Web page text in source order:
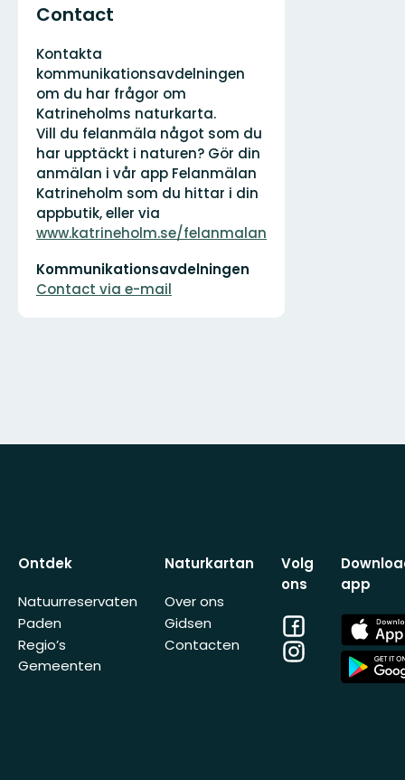
Contact
Adres
Kontakta
kommunikationsavdelningen
om du har frågor om
Katrineholms naturkarta.
Vill du felanmäla något som du
har upptäckt i naturen? Gör din
anmälan i vår app Felanmälan
Katrineholm som du hittar i din
appbutik, eller via
www.katrineholm.se/felanmalan
mailadres
Kommunikationsavdelningen
Contact via e-mail
Ontdek
Natuurreservaten
Paden
Regio’s
Gemeenten
Naturkartan
Over ons
Gidsen
Contacten
Volg
ons
Facebook
Instagram
app
App
Store
App
Store